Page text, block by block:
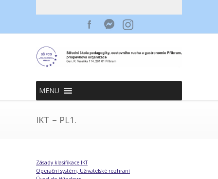
MENU
IKT – PL1.
Zásady klasifikace IKT
Operační systém, Uživatelské rozhraní